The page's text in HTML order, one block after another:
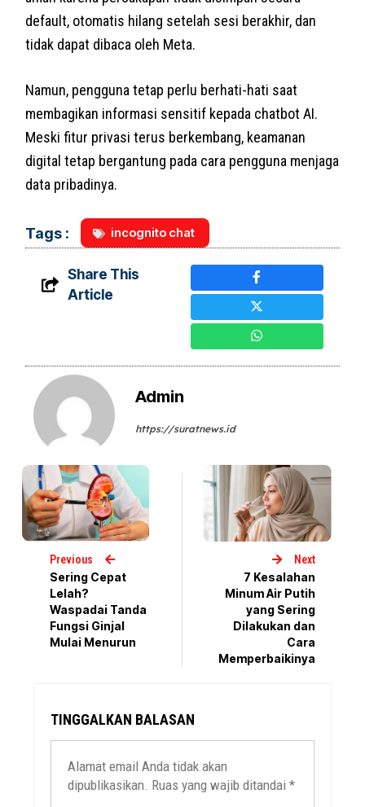
default, otomatis hilang setelah sesi berakhir, dan
tidak dapat dibaca oleh Meta.
Namun, pengguna tetap perlu berhati-hati saat
membagikan informasi sensitif kepada chatbot AI.
Meski fitur privasi terus berkembang, keamanan
digital tetap bergantung pada cara pengguna menjaga
data pribadinya.
Tags : incognito chat
Share This
Article
Admin
https://suratnews.id
Previous
Sering Cepat
Lelah?
Waspadai Tanda
Fungsi Ginjal
Mulai Menurun
Next
7 Kesalahan
Minum Air Putih
yang Sering
Dilakukan dan
Cara
Memperbaikinya
TINGGALKAN BALASAN
Alamat email Anda tidak akan
dipublikasikan. Ruas yang wajib ditandai*